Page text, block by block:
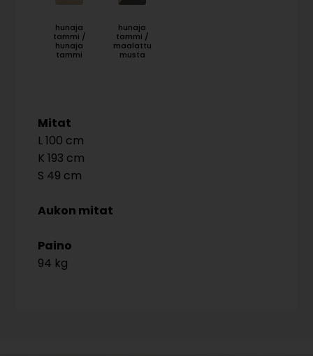
hunaja
tammi /
hunaja
tammi
hunaja
tammi /
maalattu
musta
Mitat
100
193
49
Aukon mitat
Paino
94 kg